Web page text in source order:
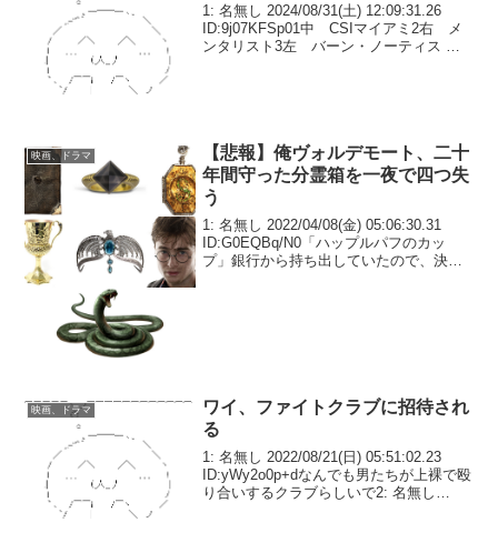
1: 名無し 2024/08/31(土) 12:09:31.26
ID:9j07KFSp01中 CSIマイアミ2右 メ
ンタリスト3左 バーン・ノーティス 元
映画、ドラマ
【悲報】俺ヴォルデモート、二十
年間守った分霊箱を一夜で四つ失
う
1: 名無し 2022/04/08(金) 05:06:30.31
ID:G0EQBq/N0「ハップルパフのカッ
プ」銀行から持ち出していたので、決戦
映画、ドラマ
ワイ、ファイトクラブに招待され
る
1: 名無し 2022/08/21(日) 05:51:02.23
ID:yWy2o0p+dなんでも男たちが上裸で殴
り合いするクラブらしいで2: 名無し